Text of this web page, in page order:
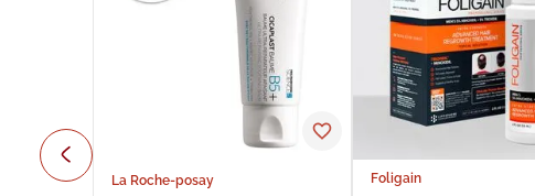
La Roche-posay Foligain